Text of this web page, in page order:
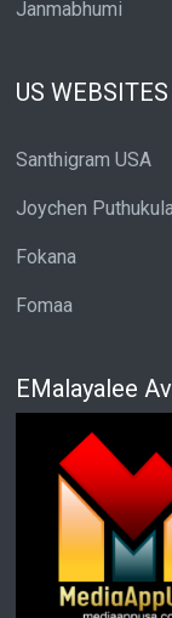
Janmabhumi
US WEBSITES
Santhigram USA
Joychen
Fokana
Fomaa
EMalayalee